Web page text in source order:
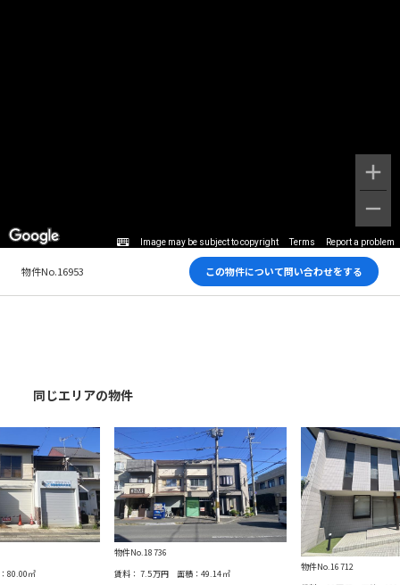
Image may be subject to copyright Terms Report a problem
物件No.16953 この物件について問い合わせをする
同じエリアの物件
80.00㎡
物件No.18736
賃料：7.5万円面積：49.14㎡
物件No.16712